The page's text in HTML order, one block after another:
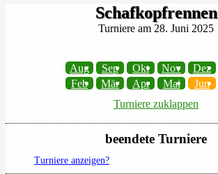
Schafkopfrennen
Turniere am 28. Juni 2025
Aug Sep Okt Nov Dez
Feb
Mär Apr Mai Jun
Turniere zuklappen
beendete Turniere
Turniere anzeigen?